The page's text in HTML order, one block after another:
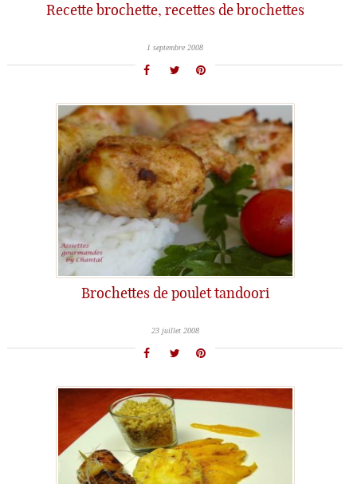
Recette brochette, recettes de brochettes
1 septembre 2008
Brochettes de poulet tandoori
23 juillet 2008